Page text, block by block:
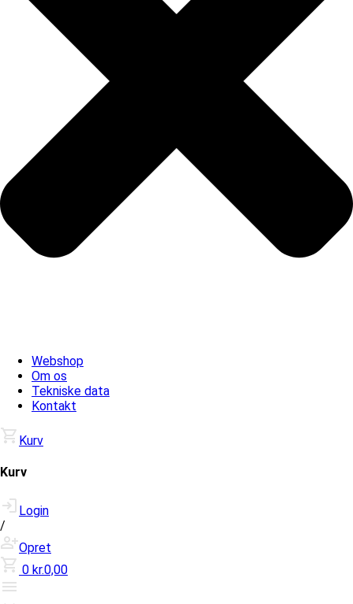
Webshop
Om os
Tekniske data
Kontakt
Kurv
Kurv
Login
/
Opret
0 kr.0,00